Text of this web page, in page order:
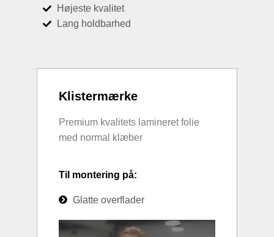
Højeste kvalitet
Lang holdbarhed
Klistermærke
Premium kvalitets lamineret folie
med normal klæber
Til montering på:
Glatte overflader